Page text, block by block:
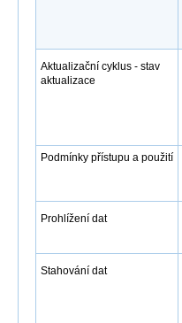
Aktualizační cyklus - stav
aktualizace
Podmínky přístupu a použití
Prohlížení dat
Stahování dat